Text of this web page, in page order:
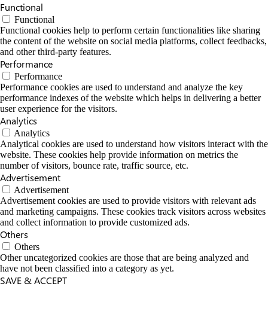
Functional
Functional
Functional cookies help to perform certain functionalities like sharing
the content of the website on social media platforms, collect feedbacks,
and other third-party features.
Performance
Performance
Performance cookies are used to understand and analyze the key
performance indexes of the website which helps in delivering a better
user experience for the visitors.
Analytics
Analytics
Analytical cookies are used to understand how visitors interact with the
website. These cookies help provide information on metrics the
number of visitors, bounce rate, traffic source, etc.
Advertisement
Advertisement
Advertisement cookies are used to provide visitors with relevant ads
and marketing campaigns. These cookies track visitors across websites
and collect information to provide customized ads.
Others
Others
Other uncategorized cookies are those that are being analyzed and
have not been classified into a category as yet.
SAVE & ACCEPT